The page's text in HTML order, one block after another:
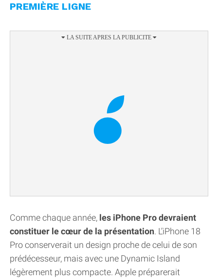
PREMIÈRE LIGNE
Comme chaque année, les iPhone Pro devraient
constituer le cœur de la présentation. L’iPhone 18
Pro conserverait un design proche de celui de son
prédécesseur, mais avec une Dynamic Island
légèrement plus compacte. Apple préparerait